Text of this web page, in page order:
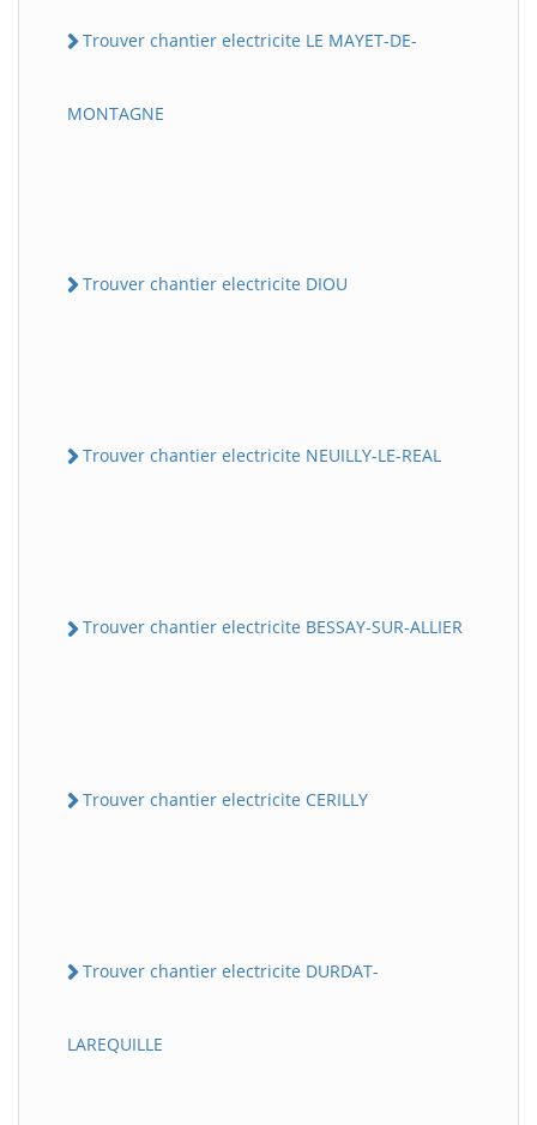
Trouver chantier electricite LE MAYET-DE-
MONTAGNE
Trouver chantier electricite DIOU
Trouver chantier electricite NEUILLY-LE-REAL
Trouver chantier electricite BESSAY-SUR-ALLIER
Trouver chantier electricite CERILLY
Trouver chantier electricite DURDAT-
LAREQUILLE